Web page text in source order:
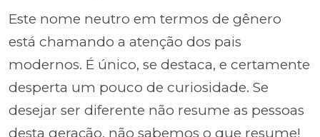
Este nome neutro em termos de gênero
está chamando a atenção dos pais
modernos. É único, se destaca, e certamente
desperta um pouco de curiosidade. Se
desejar ser diferente não resume as pessoas
desta geração, não sabemos o que resume!